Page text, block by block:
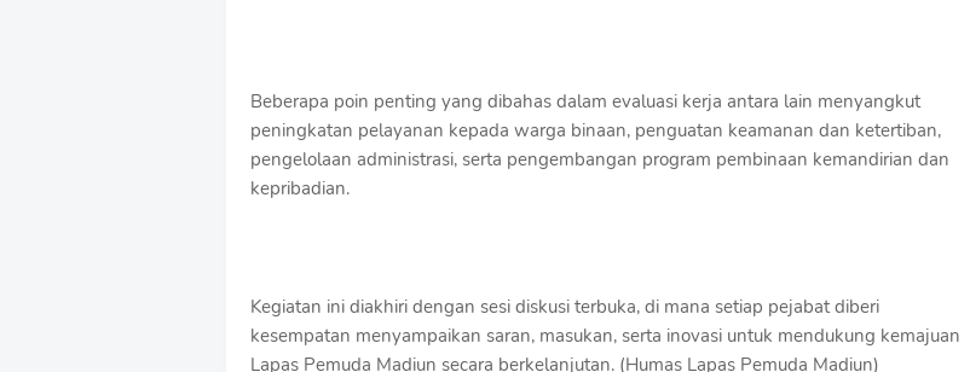
Beberapa poin penting yang dibahas dalam evaluasi kerja antara lain menyangkut
peningkatan pelayanan kepada warga binaan, penguatan keamanan dan ketertiban,
pengelolaan administrasi, serta pengembangan program pembinaan kemandirian dan
kepribadian.
Kegiatan ini diakhiri dengan sesi diskusi terbuka, di mana setiap pejabat diberi
kesempatan menyampaikan saran, masukan, serta inovasi untuk mendukung kemajuan
Lapas Pemuda Madiun secara berkelanjutan. (Humas Lapas Pemuda Madiun)